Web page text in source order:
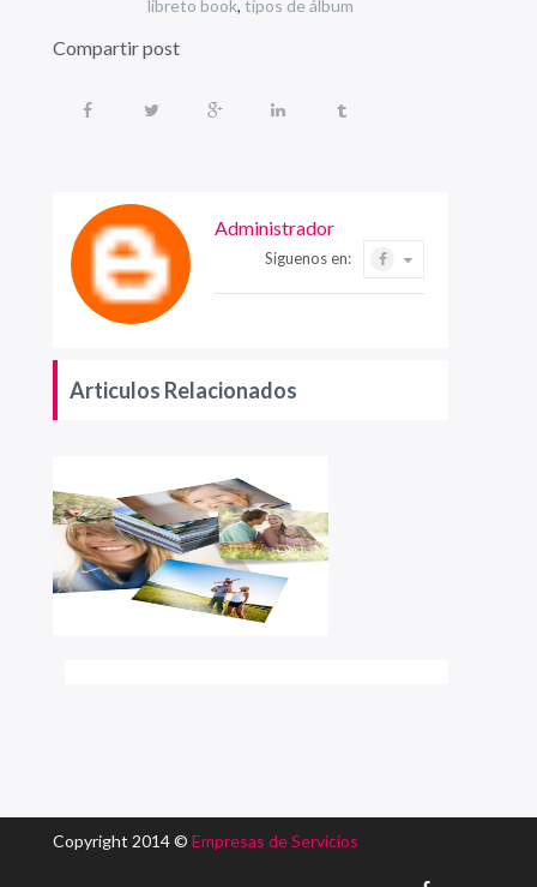
libreto book, tipos de álbum
Compartir post
Administrador
Siguenos en:
Articulos Relacionados
Copyright 2014 © Empresas de Servicios